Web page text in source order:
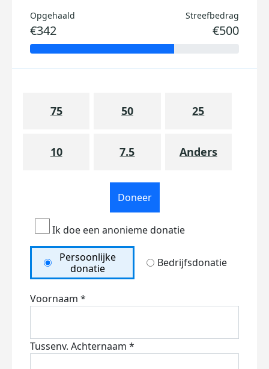
Opgehaald
€342
Streefbedrag
€500
75 50 25
10 7.5 Anders
Doneer
Ik doe een anonieme donatie
Persoonlijke
donatie
Bedrijfsdonatie
Voornaam *
Tussenv. Achternaam *